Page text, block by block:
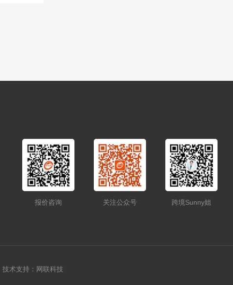
报价咨询 关注公众号 跨境Sunny姐
技术支持：网联科技